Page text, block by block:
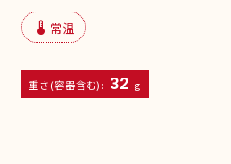
device_thermostat 常温
重さ(容器含む): 32 g